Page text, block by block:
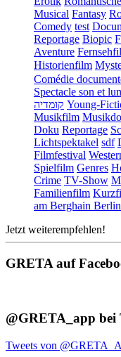
Musical Fantasy
Comedy test
Reportage Biopic
Aventure
Historienfilm
Comédie
Spectacle son et
קומדיה Young-
Musikfilm
Doku Reportage
Lichtspektakel sdf
Filmfestival
Spielfilm Genres
Crime TV-Show
Familienfilm
am Berghain Berlin
Jetzt weiterempfehlen!
GRETA auf
@GRETA_app bei
Tweets von